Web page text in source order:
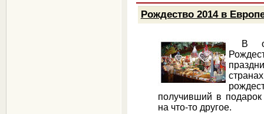
Рождество 2014 в
В
получивший в
на что-то другое.